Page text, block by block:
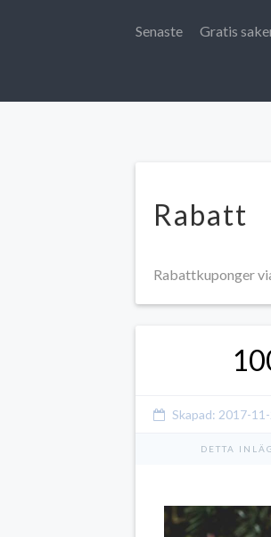
Senaste Gratis
Rabatt
Rabattkuponger
Skapad: 2017-11-
DETTA